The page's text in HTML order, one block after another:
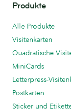
Produkte
Alle Produkte
Visitenkarten
Quadratische
MiniCards
Letterpress-
Postkarten
Sticker und